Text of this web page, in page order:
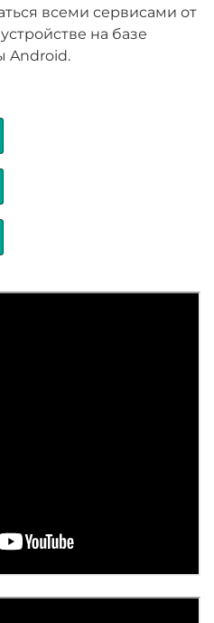
всеми сервисами от
на базе
Android.